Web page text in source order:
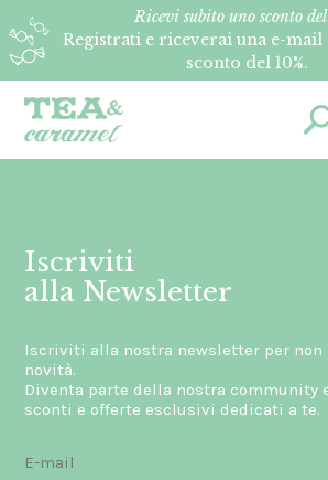
Ricevi subito uno sconto del
Registrati e riceverai una e-
sconto del 10%.
Iscriviti
alla Newsletter
Iscriviti alla nostra newsletter per
novità.
Diventa parte della nostra community
sconti e offerte esclusivi dedicati a te.